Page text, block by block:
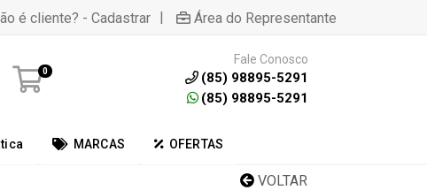
é cliente? - Cadastrar | Área do Representante
0
Fale Conosco
(85) 98895-5291
(85) 98895-5291
MARCAS OFERTAS
VOLTAR